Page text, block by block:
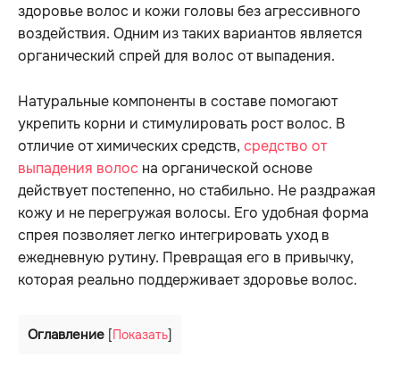
здоровье волос и кожи головы без агрессивного
воздействия. Одним из таких вариантов является
органический спрей для волос от выпадения.
Натуральные компоненты в составе помогают
укрепить корни и стимулировать рост волос. В
отличие от химических средств, средство от
выпадения волос на органической основе
действует постепенно, но стабильно. Не раздражая
кожу и не перегружая волосы. Его удобная форма
спрея позволяет легко интегрировать уход в
ежедневную рутину. Превращая его в привычку,
которая реально поддерживает здоровье волос.
Оглавление [Показать]